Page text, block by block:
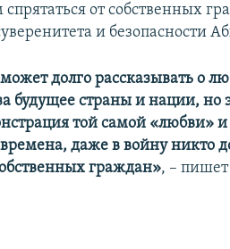
от собственных
и безопасности
долго рассказывать о
будущее страны и нации, но
той самой «любви»
даже в войну никто
граждан», –